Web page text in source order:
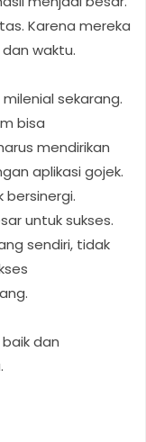
Karena mereka
waktu.
sekarang.
bisa
mendirikan
aplikasi gojek.
bersinergi.
untuk sukses.
sendiri, tidak
dan